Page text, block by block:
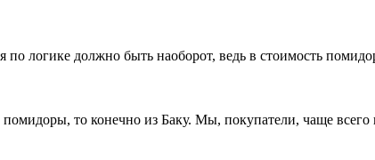
логике должно быть наоборот, ведь в стоимость
то конечно из Баку. Мы, покупатели, чаще